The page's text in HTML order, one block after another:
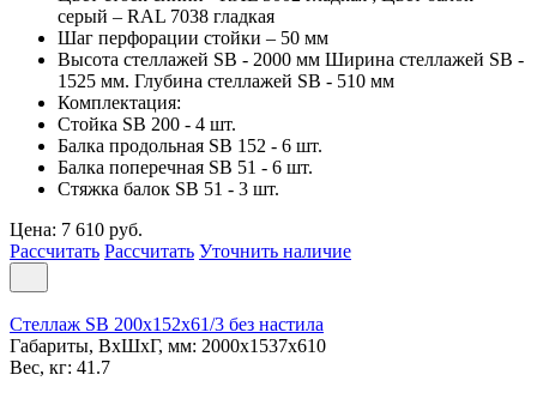
серый – RAL 7038 гладкая
Шаг перфорации стойки – 50 мм
Высота стеллажей SB - 2000 мм Ширина стеллажей SB -
1525 мм. Глубина стеллажей SB - 510 мм
Комплектация:
Стойка SB 200 - 4 шт.
Балка продольная SB 152 - 6 шт.
Балка поперечная SB 51 - 6 шт.
Стяжка балок SB 51 - 3 шт.
Цена: 7 610 руб.
Рассчитать Рассчитать Уточнить наличие
Стеллаж SB 200x152x61/3 без настила
Габариты, ВxШxГ, мм: 2000x1537x610
Вес, кг: 41.7